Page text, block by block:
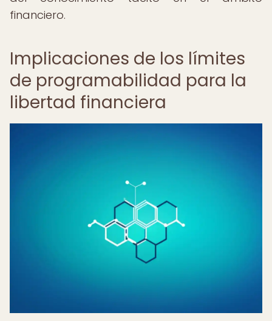
financiero.
Implicaciones de los límites
de programabilidad para la
libertad financiera